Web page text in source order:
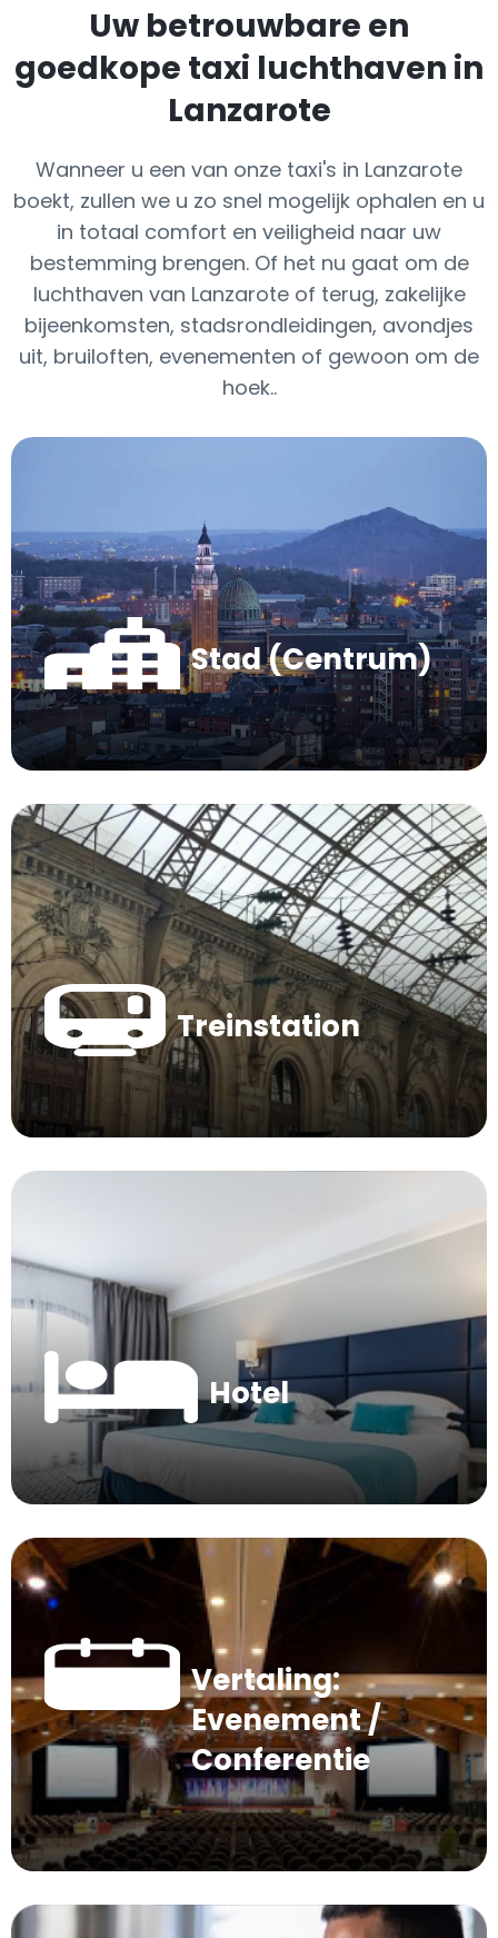
Uw betrouwbare en
goedkope taxi luchthaven in
Lanzarote
Wanneer u een van onze taxi's in Lanzarote
boekt, zullen we u zo snel mogelijk ophalen en u
in totaal comfort en veiligheid naar uw
bestemming brengen. Of het nu gaat om de
luchthaven van Lanzarote of terug, zakelijke
bijeenkomsten, stadsrondleidingen, avondjes
uit, bruiloften, evenementen of gewoon om de
hoek..
Stad (Centrum)
Treinstation
Hotel
Vertaling:
Evenement /
Conferentie